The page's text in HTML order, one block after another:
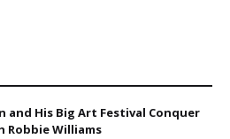
and His Big Art Festival Conquer
Robbie Williams